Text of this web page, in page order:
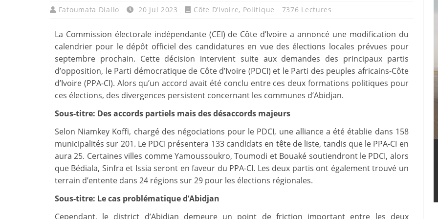
Fatoumata Diallo 20 Jul 2023 Côte D’Ivoire, Politique 7376 Lectures
La Commission électorale indépendante (CEI) de Côte d’Ivoire a annoncé une modification du
calendrier pour le dépôt officiel des candidatures en vue des élections locales prévues pour
septembre prochain. Cette décision intervient suite aux demandes des principaux partis
d’opposition, le Parti démocratique de Côte d’Ivoire (PDCI) et le Parti des peuples africains-Côte
d’Ivoire (PPA-CI). Alors qu’un accord avait été conclu entre ces deux formations politiques pour
ces élections, des divergences persistent concernant les communes d’Abidjan.
Sous-titre: Des accords partiels mais des désaccords majeurs
Selon Niamkey Koffi, chargé des négociations pour le PDCI, une alliance a été établie dans 158
municipalités sur 201. Le PDCI présentera 133 candidats en tête de liste, tandis que le PPA-CI en
aura 25. Certaines villes comme Yamoussoukro, Toumodi et Bouaké soutiendront le PDCI, alors
que Bédiala, Sinfra et Issia seront en faveur du PPA-CI. Les deux partis ont également trouvé un
terrain d’entente dans 24 régions sur 29 pour les élections régionales.
Sous-titre: Le cas problématique d’Abidjan
Cependant, le district d’Abidjan demeure un point de friction important entre les deux